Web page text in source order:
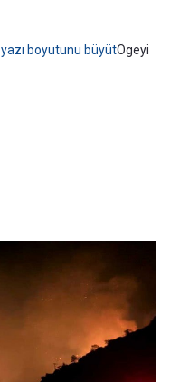
yazı boyutunu büyütÖgeyi